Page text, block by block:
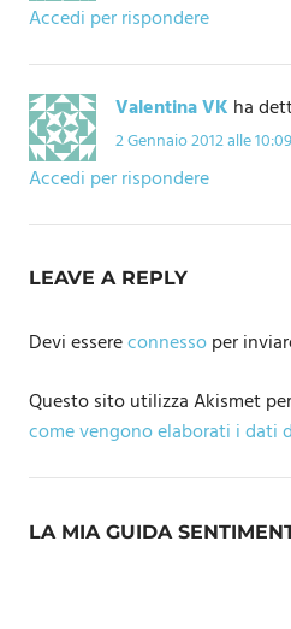
Accedi per rispondere
Valentina VK ha
2 Gennaio 2012 alle
Accedi per rispondere
LEAVE A REPLY
Devi essereconnessoper
Questo sito utilizza Akismet
come vengono elaborati i dati
LA MIA GUIDA